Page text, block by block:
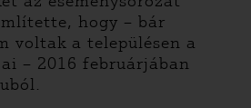
hogy – bár
voltak a településen a
– 2016 februárjában